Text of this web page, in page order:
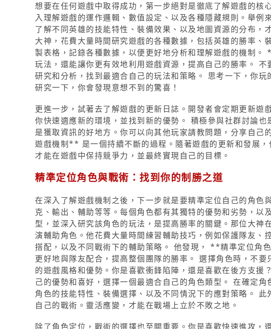
想要在任何遊戲中取得成功，第一步絕對是徹底了解遊戲的核
入理解遊戲的運作邏輯、數值設定、以及各種隱藏規則。舉例
了解不同英雄的技能特性、裝備效果、以及地圖資源的分布，
大神，花費大量時間研究遊戲的各種數據，包括英雄的勝率、
製表格，記錄各種數據，以便更好地分析和理解遊戲的機制
玩法，還能讓你更有效地利用遊戲資源，提高自己的勝率。
研究和分析，找到最適合自己的玩法和策略。 思考一下，你
研究一下，你會發現意想不到的驚喜！
更進一步，試著去了解遊戲的更新日誌。開發者會定期更新遊
你快速適應新的環境，並找到新的優勢。 積極參與社群討論
是獲取資訊的好地方。你可以向其他玩家請教問題，分享自
遊戲機制** 是一個持續不斷的過程。隨著遊戲的更新和發展
才能在遊戲中保持競爭力，並最終實現自己的目標。
精準定位角色與戰術：找到你的制勝之道
在深入了解遊戲機制之後，下一步就是要精準定位自己的角色
克、輸出、輔助等等。每個角色都有其獨特的優勢和劣勢，以
型，並深入研究該角色的玩法，是提高勝率的關鍵。那位大神
演輔助角色。他花費大量時間練習輔助技巧，例如保護隊友、
搭配，以及不同戰術下的輔助策略。 他發現， **精準定位角
更好地與隊友配合，提高整個團隊的勝率。 選擇角色時，不
的遊戲風格和優勢。你是喜歡衝鋒陷陣，還是喜歡在後方支援
己的優勢和喜好，選擇一個最適合自己的角色類型。 在確定
角色的技能特性、裝備選擇、以及不同情況下的應對策略。
自己的戰術。靈活應變，才能在戰場上立於不敗之地。
除了角色定位，戰術的選擇也至關重要。你是喜歡快速進攻，